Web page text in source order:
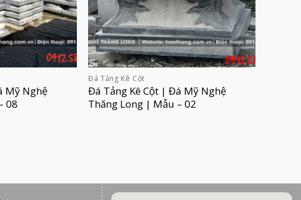
Mỹ Nghệ
08
Đá Tảng Kê Cột
Đá Tảng Kê Cột | Đá Mỹ Nghệ
Thăng Long | Mẫu – 02